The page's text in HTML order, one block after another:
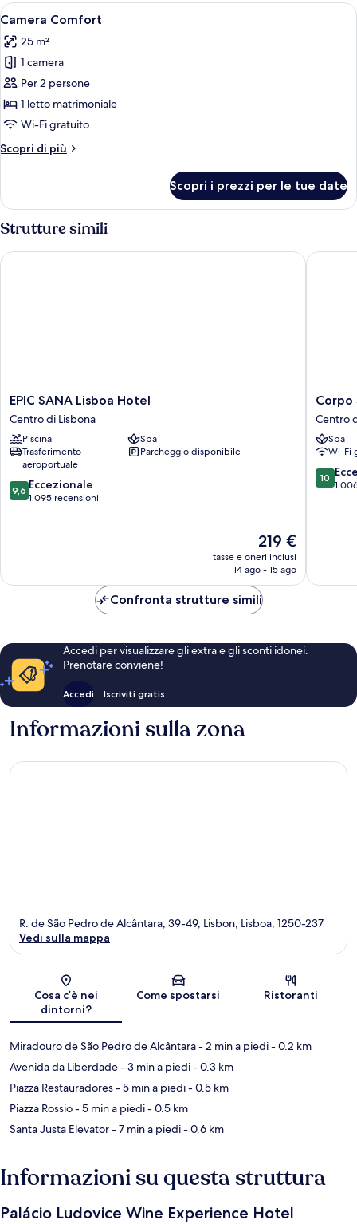
Apri
tutte
le
foto
per
Camera
Comfort
Biancheria da letto ipoallergenica,
5
Camera Comfort
25 m²
1 camera
Per 2 persone
1 letto matrimoniale
Wi-Fi gratuito
Scopri di più
Altri
Comfort
Scopri i prezzi per le tue date
Strutture simili
EPIC
SANA
Lisboa
Hotel
Centro
Lisbona
EPIC SANA Lisboa Hotel
Centro di Lisbona
Piscina
Spa
Trasferimento
aeroportuale
Parcheggio disponibile
9.6
su
9,6 Eccezionale
1.095 recensioni
Il
prezzo
attuale
219 €
219 €
tasse e oneri inclusi
14 ago - 15 ago
EPIC SANA Lisboa Hotel
Corpo
Santo
Lisbon
Hotel
Centro
di
Corpo
Centro
Spa
Wi-Fi
10.0
su
10
Corpo
Confronta strutture simili
Accedi per visualizzare gli extra e gli sconti idonei.
Prenotare conviene!
Accedi Iscriviti gratis
Informazioni sulla zona
Mappa
R. de São Pedro de Alcântara, 39-49, Lisbon, Lisboa, 1250-237
Vedi sulla mappa
Cosa c’è nei
dintorni?
Come spostarsi Ristoranti
Miradouro de São Pedro de Alcântara- 2 min a piedi- 0.2 km
Avenida da Liberdade- 3 min a piedi- 0.3 km
Piazza Restauradores- 5 min a piedi- 0.5 km
Piazza Rossio- 5 min a piedi- 0.5 km
Santa Justa Elevator- 7 min a piedi- 0.6 km
Informazioni su questa struttura
Palácio Ludovice Wine Experience Hotel